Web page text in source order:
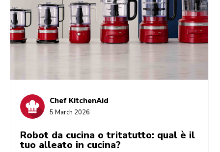
Chef KitchenAid
5 March 2026
Robot da cucina o tritatutto: qual è il
tuo alleato in cucina?